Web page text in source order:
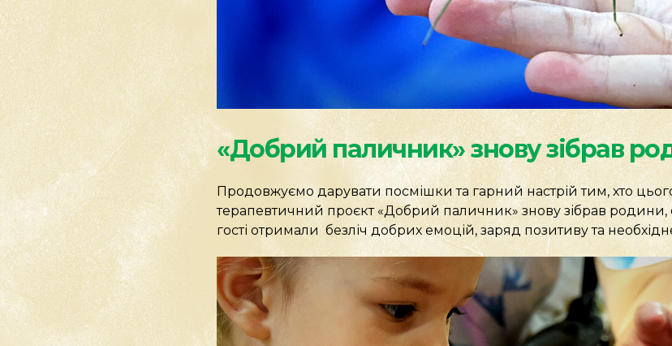
«Добрий паличник» знову зібрав
Продовжуємо дарувати посмішки та гарний настрій тим, хто
терапевтичний проєкт «Добрий паличник» знову зібрав родини,
гості отримали безліч добрих емоцій, заряд позитиву та